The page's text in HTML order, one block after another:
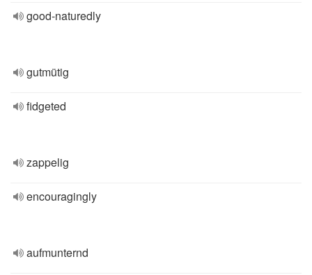
good-naturedly
gutmütig
fidgeted
zappelig
encouragingly
aufmunternd